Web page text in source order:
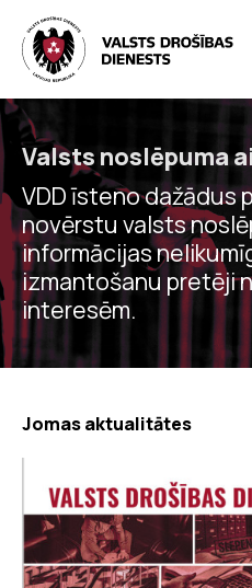
Valsts noslēpuma
VDD īsteno dažādus
novērstu valsts
informācijas
izmantošanu pretēji
interesēm.
Jomas aktualitātes